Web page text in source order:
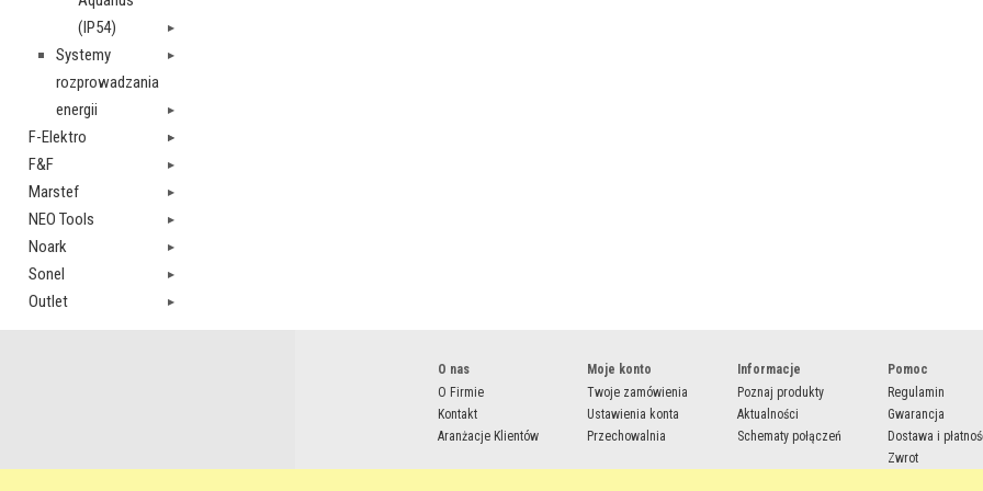
(IP54)
Systemy
rozprowadzania
energii
F-Elektro
F&F
Marstef
NEO Tools
Noark
Sonel
Outlet
O nas
O Firmie
Kontakt
Aranżacje Klientów
Moje konto
Twoje zamówienia
Ustawienia konta
Przechowalnia
Informacje
Poznaj produkty
Aktualności
Schematy połączeń
Pomoc
Regulamin
Gwarancja
Dostawa i
Zwrot